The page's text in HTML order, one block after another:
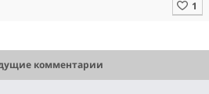
комментарии